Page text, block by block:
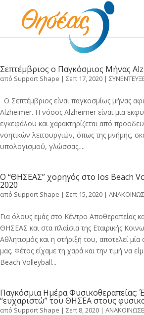
Σεπτέμβριος ο Παγκόσμιος Μήνας
από Support Shape | Σεπ 17, 2020 |
O Σεπτέμβριος είναι παγκοσμίως μήνας
Alzheimer. Η νόσος Alzheimer είναι μια
εγκεφάλου και χαρακτηρίζεται από
νοητικών λειτουργιών, όπως της μνήμης,
υπολογισμού, γλώσσας,...
Ο “ΘΗΣΕΑΣ” χορηγός στο Ios Beach
2020
από Support Shape | Σεπ 15, 2020 |
Για όλους εμάς στο Κέντρο Αποθεραπείας
ΘΗΣΕΑΣ και στα πλαίσια της Εταιρικής
Αθλητισμός και η στήριξή του, αποτελεί μία
μας. Φέτος είχαμε τη χαρά και την τιμή να
Beach Volleyball...
Παγκόσμια Ημέρα Φυσικοθεραπείας:
“ευχαριστώ” του ΘΗΣΕΑ στους
από Support Shape | Σεπ 8, 2020 |